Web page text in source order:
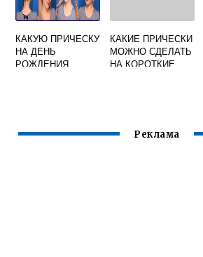
КАКУЮ ПРИЧЕСКУ
НА ДЕНЬ
РОЖДЕНИЯ
КАКИЕ ПРИЧЕСКИ
МОЖНО СДЕЛАТЬ
НА КОРОТКИЕ
Реклама